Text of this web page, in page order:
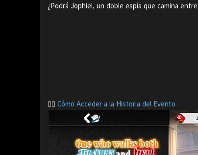
¿Podrá Jophiel, un doble espía que camina
👉🏻Cómo Acceder a la Historia del Evento